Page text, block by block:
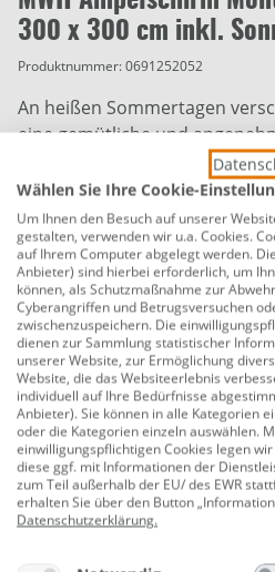
300 x 300 cm inkl.
Produktnummer:0691252052
An heißen Sommertagen
eine gemütliche und
schöner Gartenkulisse, auf
die warmen Temperaturen zu
Sonnenschirme insbesondere
Aufenthalten im Freien einen
Sonnenschutz, damit Sie dem
Sonneneinstrahlung nicht
Der Ampelschirm ist leicht zu
Alustreben sehr stabil. Der
einsetzbar da der Schirm
ist und in verschiedene
Im Lieferumfang sind
und die Schutzhülle enthalten.
UV-Schutz bis +80
Aufspannung mit Griffteil
Wählen Sie Ihre Cookie-
Um Ihnen den Besuch auf unserer
gestalten, verwenden wir u.a. Cookies.
auf Ihrem Computer abgelegt werden.
Anbieter) sind hierbei erforderlich, um
können, als Schutzmaßnahme zur
Cyberangriffen und Betrugsversuchen
zwischenzuspeichern. Die
dienen zur Sammlung statistischer
unserer Website, zur Ermöglichung
Website, die das Websiteerlebnis
individuell auf Ihre Bedürfnisse
Anbieter). Sie können in alle Kategorien
oder die Kategorien einzeln auswählen.
einwilligungspflichtigen Cookies legen
diese ggf. mit Informationen der
zum Teil außerhalb der EU/ des EWR
erhalten Sie über den Button
Datenschutzerklärung.